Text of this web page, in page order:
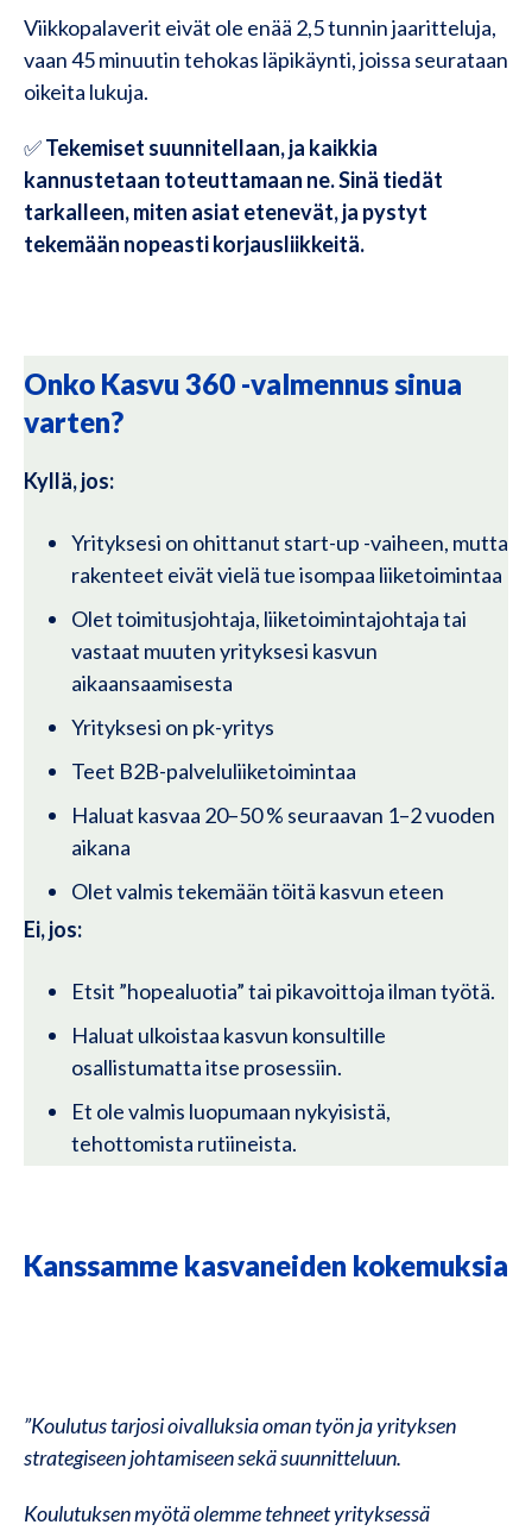
Viikkopalaverit eivät ole enää 2,5 tunnin jaaritteluja,
vaan 45 minuutin tehokas läpikäynti, joissa seurataan
oikeita lukuja.
✅Tekemiset suunnitellaan, ja kaikkia
kannustetaan toteuttamaan ne. Sinä tiedät
tarkalleen, miten asiat etenevät, ja pystyt
tekemään nopeasti korjausliikkeitä.
Onko Kasvu 360 -valmennus sinua
varten?
Kyllä, jos:
Yrityksesi on ohittanut start-up -vaiheen, mutta
rakenteet eivät vielä tue isompaa liiketoimintaa
Olet toimitusjohtaja, liiketoimintajohtaja tai
vastaat muuten yrityksesi kasvun
aikaansaamisesta
Yrityksesi on pk-yritys
Teet B2B-palveluliiketoimintaa
Haluat kasvaa 20–50 % seuraavan 1–2 vuoden
aikana
Olet valmis tekemään töitä kasvun eteen
Ei, jos:
Etsit ”hopealuotia” tai pikavoittoja ilman työtä.
Haluat ulkoistaa kasvun konsultille
osallistumatta itse prosessiin.
Et ole valmis luopumaan nykyisistä,
tehottomista rutiineista.
Kanssamme kasvaneiden kokemuksia
”Koulutus tarjosi oivalluksia oman työn ja yrityksen
strategiseen johtamiseen sekä suunnitteluun.
Koulutuksen myötä olemme tehneet yrityksessä